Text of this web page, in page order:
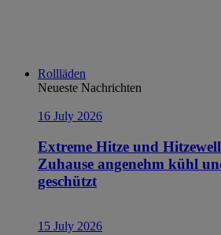
Rollläden
Neueste Nachrichten
16 July 2026
Extreme Hitze und
Zuhause angenehm kühl
geschützt
15 July 2026